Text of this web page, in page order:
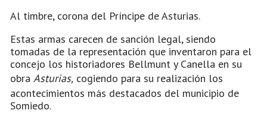
Al timbre, corona del Príncipe de Asturias.
Estas armas carecen de sanción legal, siendo
tomadas de la representación que inventaron para el
concejo los historiadores Bellmunt y Canella en su
obra Asturias, cogiendo para su realización los
acontecimientos más destacados del municipio de
Somiedo.